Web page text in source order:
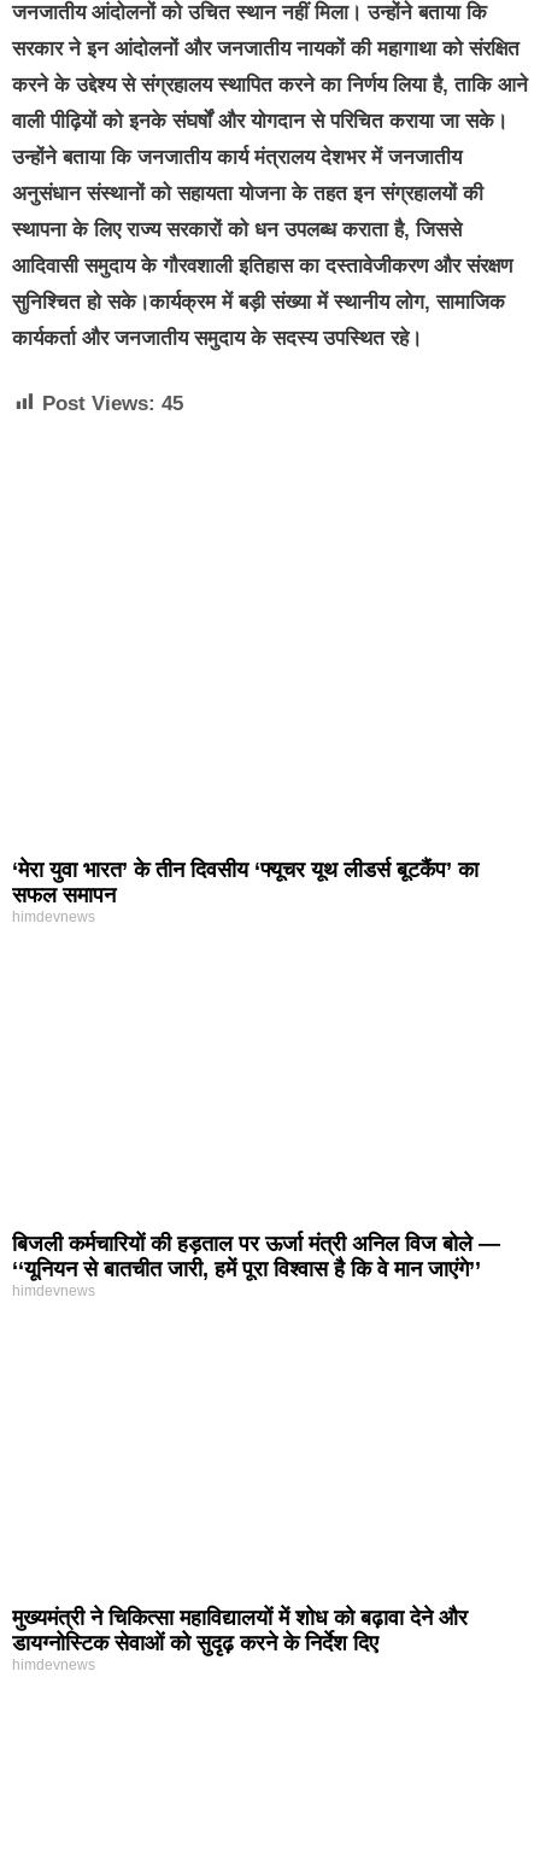
जनजातीय आंदोलनों को उचित स्थान नहीं मिला। उन्होंने बताया कि
सरकार ने इन आंदोलनों और जनजातीय नायकों की महागाथा को संरक्षित
करने के उद्देश्य से संग्रहालय स्थापित करने का निर्णय लिया है, ताकि आने
वाली पीढ़ियों को इनके संघर्षों और योगदान से परिचित कराया जा सके।
उन्होंने बताया कि जनजातीय कार्य मंत्रालय देशभर में जनजातीय
अनुसंधान संस्थानों को सहायता योजना के तहत इन संग्रहालयों की
स्थापना के लिए राज्य सरकारों को धन उपलब्ध कराता है, जिससे
आदिवासी समुदाय के गौरवशाली इतिहास का दस्तावेजीकरण और संरक्षण
सुनिश्चित हो सके।कार्यक्रम में बड़ी संख्या में स्थानीय लोग, सामाजिक
कार्यकर्ता और जनजातीय समुदाय के सदस्य उपस्थित रहे।
Post Views: 45
‘मेरा युवा भारत’ के तीन दिवसीय ‘फ्यूचर यूथ लीडर्स बूटकैंप’ का
सफल समापन
himdevnews
बिजली कर्मचारियों की हड़ताल पर ऊर्जा मंत्री अनिल विज बोले —
‘‘यूनियन से बातचीत जारी, हमें पूरा विश्वास है कि वे मान जाएंगे’’
himdevnews
मुख्यमंत्री ने चिकित्सा महाविद्यालयों में शोध को बढ़ावा देने और
डायग्नोस्टिक सेवाओं को सुदृढ़ करने के निर्देश दिए
himdevnews